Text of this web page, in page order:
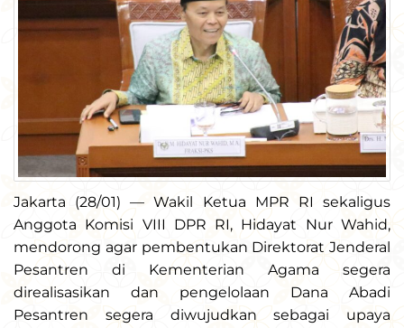
Jakarta (28/01) — Wakil Ketua MPR RI sekaligus
Anggota Komisi VIII DPR RI, Hidayat Nur Wahid,
mendorong agar pembentukan Direktorat Jenderal
Pesantren di Kementerian Agama segera
direalisasikan dan pengelolaan Dana Abadi
Pesantren segera diwujudkan sebagai upaya